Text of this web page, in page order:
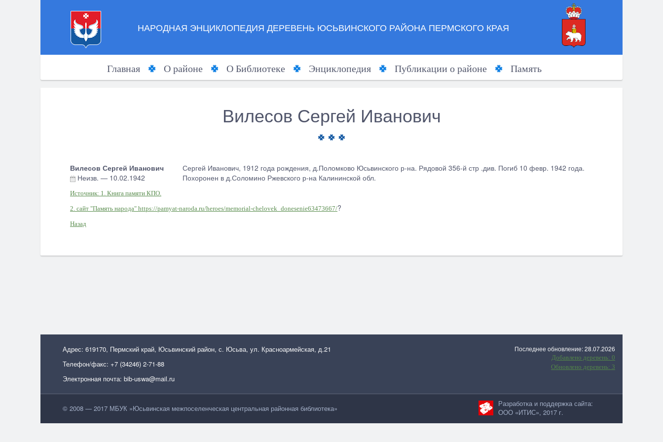
НАРОДНАЯ ЭНЦИКЛОПЕДИЯ ДЕРЕВЕНЬ ЮСЬВИНСКОГО РАЙОНА ПЕРМСКОГО КРАЯ
Главная О районе О Библиотеке Энциклопедия Публикации о районе Память
Вилесов Сергей Иванович
Вилесов Сергей Иванович
Неизв. — 10.02.1942
Сергей Иванович, 1912 года рождения, д.Поломково Юсьвинского р-на. Рядовой 356-й стр .див. Погиб 10 февр. 1942 года.
Похоронен в д.Соломино Ржевского р-на Калининской обл.
Источник: 1. Книга памяти КПО.
2. сайт "Память народа" https://pamyat-naroda.ru/heroes/memorial-chelovek_donesenie63473667/?
Назад
Адрес: 619170, Пермский край, Юсьвинский район, с. Юсьва, ул. Красноармейская, д.21
Телефон/факс: +7 (34246) 2-71-88
Электронная почта: bib-uswa@mail.ru
Последнее обновление: 28.07.2026
Добавлено деревень: 0
Обновлено деревень: 3
© 2008 — 2017 МБУК »Юсьвинская межпоселенческая центральная районная библиотека»
Разработка и поддержка сайта:
ООО «ИТИС», 2017 г.